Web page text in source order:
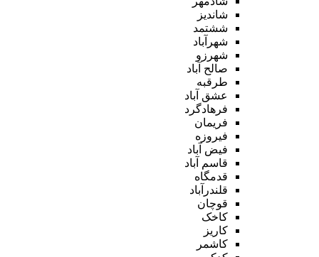
شاندیز
ششتمد
شهرآباد
شهرزو
صالح آباد
طرقبه
عشق آباد
فرهادگرد
فریمان
فیروزه
فیض آباد
قاسم آباد
قدمگاه
قلندرآباد
قوچان
کاخک
کاریز
کاشمر